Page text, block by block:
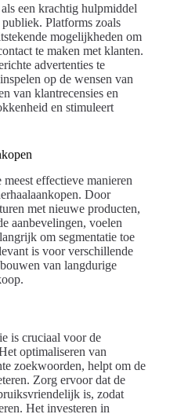
een krachtig hulpmiddel
Platforms zoals
mogelijkheden om
te maken met klanten.
advertenties te
op de wensen van
van klantrecensies en
en stimuleert
effectieve manieren
Door
met nieuwe producten,
aanbevelingen, voelen
om segmentatie toe
is voor verschillende
van langdurige
is cruciaal voor de
optimaliseren van
zoekwoorden, helpt om de
Zorg ervoor dat de
is, zodat
Het investeren in